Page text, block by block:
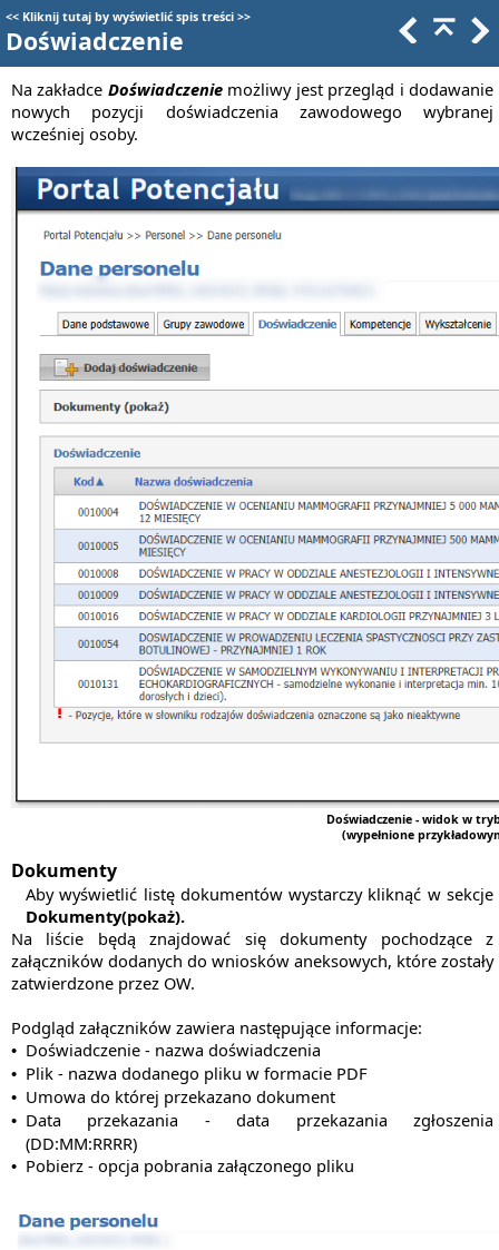
<< Kliknij tutaj by wyświetlić spis treści >>
Doświadczenie
Na zakładce Doświadczeniemożliwy jest przegląd i dodawanie
nowych pozycji doświadczenia zawodowego wybranej
wcześniej osoby.
Doświadczenie - widok w
(wypełnione
Dokumenty
Aby wyświetlić listę dokumentów wystarczy kliknąć w sekcje
Dokumenty(pokaż).
Na liście będą znajdować się dokumenty pochodzące z
załączników dodanych do wniosków aneksowych, które zostały
zatwierdzone przez OW.
Podgląd załączników zawiera następujące informacje:
• Doświadczenie - nazwa doświadczenia
• Plik - nazwa dodanego pliku w formacie PDF
• Umowa do której przekazano dokument
• Data przekazania - data przekazania zgłoszenia
(DD:MM:RRRR)
• Pobierz - opcja pobrania załączonego pliku